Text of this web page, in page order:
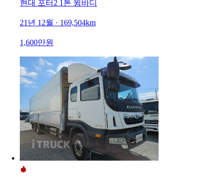
현대 포터2 1톤 윙바디
21년 12월 · 169,504km
1,600만원